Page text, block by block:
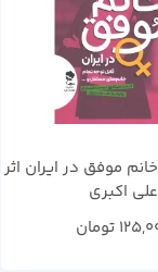
موفق در ایران اثر
علی اکبری
تومان